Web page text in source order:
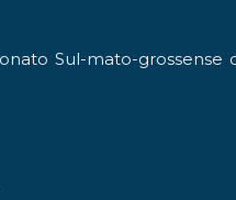
Sul-mato-grossense